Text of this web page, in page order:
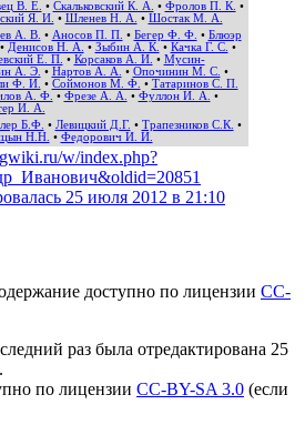
В. Е. • Скальковский К. А. • Фролов П. К. •
Я. И. • Шленев Н. А. • Шостак М. А.
А. В. • Аносов П. П. • Бегер Ф. Ф. • Блюэр
• Денисов Н. А. • Зыбин А. К. • Качка Г. С. •
Е. П. • Корсаков А. И. • Мусин-
А. Э. • Нартов А. А. • Опочинин М. С. •
Ф. И. • Соймонов М. Ф. • Татаринов С. П.
А. Ф. • Фрезе А. А. • Фуллон И. А.
•
И. А.
Б.Ф. • Левицкий Д.Г. • Трапезников С.К. •
Н.Н. • Федорович И. И.
w/index.php?
25 июля 2012 в 21:10
доступно по лицензии CC-
раз была отредактирована 25
по лицензии CC-BY-SA 3.0 (если